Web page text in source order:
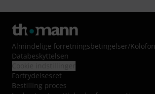
Almindelige forretningsbetingelser/Kolofon
Databeskyttelsen
Fortrydelsesret
Bestilling proces